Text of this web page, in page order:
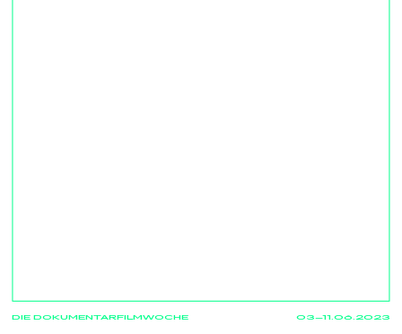
03—11.06.2023
DIE DOKUMENTARFILMWOCHE